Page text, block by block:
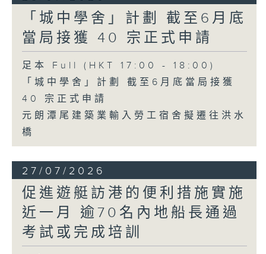
「城中學舍」計劃 截至6月底
當局接獲 40 宗正式申請
足本 Full (HKT 17:00 - 18:00)
「城中學舍」計劃 截至6月底當局接獲
40 宗正式申請
元朗潭尾建築業輸入勞工宿舍擬遷往洪水
橋
27/07/2026
促進遊艇訪港的便利措施實施
近一月 逾70名內地船長通過
考試或完成培訓